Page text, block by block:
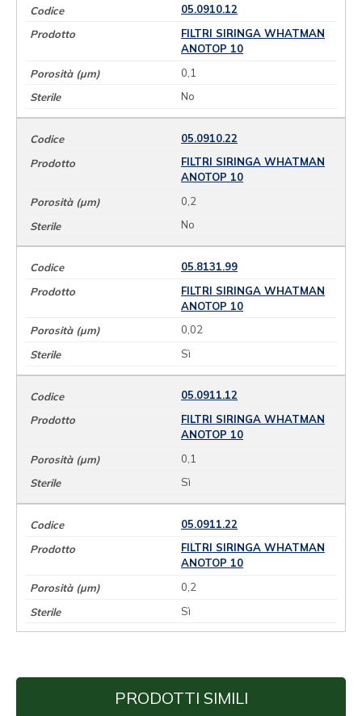
05.0910.12
FILTRI SIRINGA WHATMAN
ANOTOP 10
0,1
No
05.0910.22
FILTRI SIRINGA WHATMAN
ANOTOP 10
0,2
No
05.8131.99
FILTRI SIRINGA WHATMAN
ANOTOP 10
0,02
Sì
05.0911.12
FILTRI SIRINGA WHATMAN
ANOTOP 10
0,1
Sì
05.0911.22
FILTRI SIRINGA WHATMAN
ANOTOP 10
0,2
Sì
PRODOTTI SIMILI